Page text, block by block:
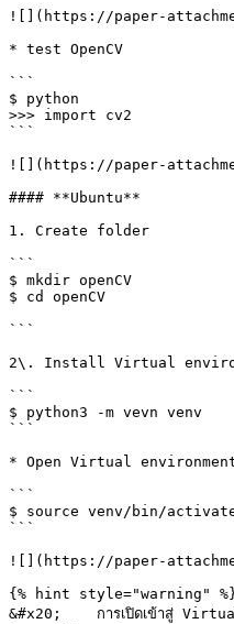
![](https://paper-
* test OpenCV
```
$ python
>>> import cv2
```
![](https://paper-
#### **Ubuntu**
1. Create folder
```
$ mkdir openCV
$ cd openCV
```
2\. Install Virtual
```
$ python3 -m vevn venv
```
* Open Virtual
```
$ source venv/bin/
```
![](https://paper-
{% hint style="warning"
&#x20;    การเปิดเข้าสู่ Virtual